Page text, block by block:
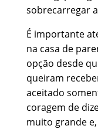
sobrecarregar
É importante
na casa de
opção desde
queiram
aceitado
coragem de
muito grande